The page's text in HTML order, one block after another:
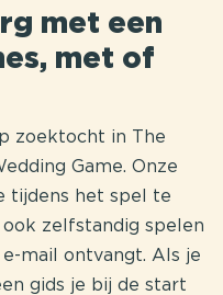
met een
met of
zoektocht in The
Game. Onze
tijdens het spel te
zelfstandig spelen
mail ontvangt. Als je
gids je bij de start